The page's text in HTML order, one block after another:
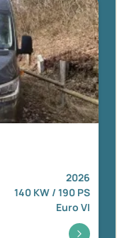
2026
140 KW / 190 PS
Euro VI